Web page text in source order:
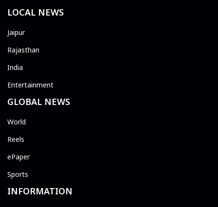
LOCAL NEWS
Jaipur
Rajasthan
India
Entertainment
GLOBAL NEWS
World
Reels
ePaper
Sports
INFORMATION